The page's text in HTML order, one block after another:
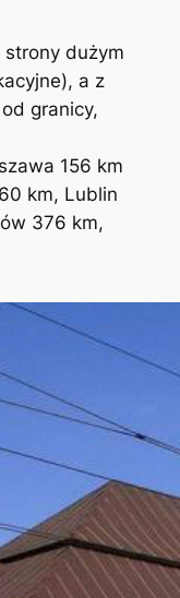
strony dużym
a z
granicy,
156 km
km, Lublin
376 km,